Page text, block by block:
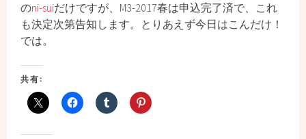
のni-suiだけですが、M3-2017春は申込完了済で、これ
も決定次第告知します。とりあえず今日はこんだけ！
では。
共有: